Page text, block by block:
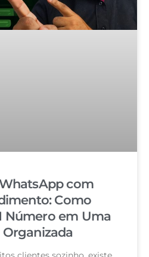
com
Como
Número em Uma
Organizada